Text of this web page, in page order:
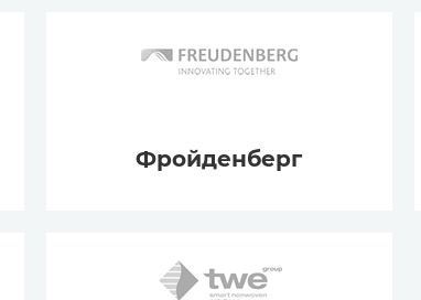
Фройденберг